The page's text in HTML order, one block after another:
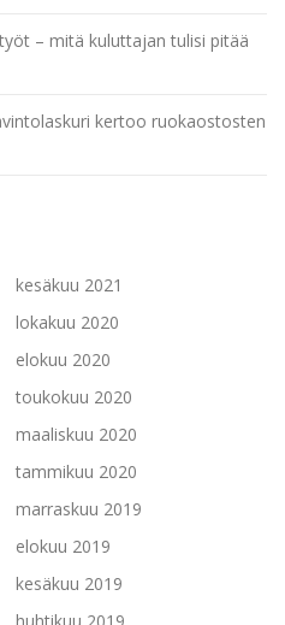
– mitä kuluttajan tulisi pitää
kertoo ruokaostosten
kesäkuu 2021
lokakuu 2020
elokuu 2020
toukokuu 2020
maaliskuu 2020
tammikuu 2020
marraskuu 2019
elokuu 2019
kesäkuu 2019
huhtikuu 2019